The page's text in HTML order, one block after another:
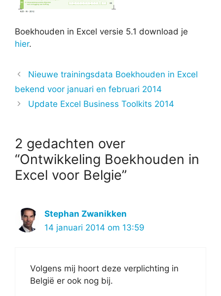
Boekhouden in Excel versie 5.1 download je
hier.
Nieuwe trainingsdata Boekhouden in Excel
bekend voor januari en februari 2014
Update Excel Business Toolkits 2014
2 gedachten over
“Ontwikkeling Boekhouden in
Excel voor Belgie”
Stephan Zwanikken
14 januari 2014 om 13:59
Volgens mij hoort deze verplichting in
België er ook nog bij.